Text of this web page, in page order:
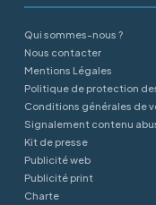
Qui sommes-nous ?
Nous contacter
Mentions Légales
Politique de protection
Conditions générales de
Signalement contenu
Kit de presse
Publicité web
Publicité print
Charte